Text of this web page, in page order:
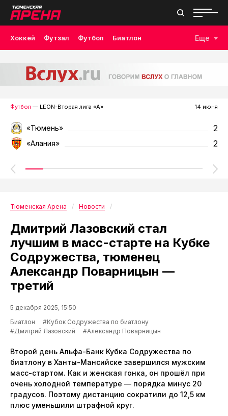
Хоккей Футзал Футбол Биатлон Еще
Футбол — LEON-Вторая лига «А» 14 июня
«Тюмень» 2
«Алания» 2
Тюменская Арена Новости
Дмитрий Лазовский стал
лучшим в масс-старте на Кубке
Содружества, тюменец
Александр Поварницын —
третий
5 декабря 2025, 15:50
Биатлон
#Кубок Содружества по биатлону
#Дмитрий Лазовский
#Александр Поварницын
Второй день Альфа-Банк Кубка Содружества по
биатлону в Ханты-Мансийске завершился мужским
масс-стартом. Как и женская гонка, он прошёл при
очень холодной температуре — порядка минус 20
градусов. Поэтому дистанцию сократили до 12,5 км
плюс уменьшили штрафной круг.